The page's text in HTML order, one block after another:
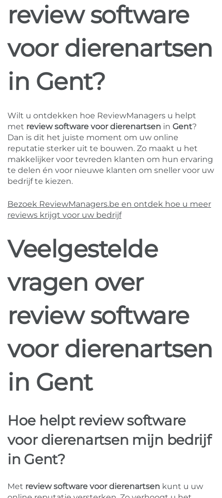
review software
voor dierenartsen
in Gent?
Wilt u ontdekken hoe ReviewManagers u helpt
met review software voor dierenartsen in Gent?
Dan is dit het juiste moment om uw online
reputatie sterker uit te bouwen. Zo maakt u het
makkelijker voor tevreden klanten om hun ervaring
te delen én voor nieuwe klanten om sneller voor uw
bedrijf te kiezen.
Bezoek ReviewManagers.be en ontdek hoe u meer
reviews krijgt voor uw bedrijf
Veelgestelde
vragen over
review software
voor dierenartsen
in Gent
Hoe helpt review software
voor dierenartsen mijn bedrijf
in Gent?
Met review software voor dierenartsen kunt u uw